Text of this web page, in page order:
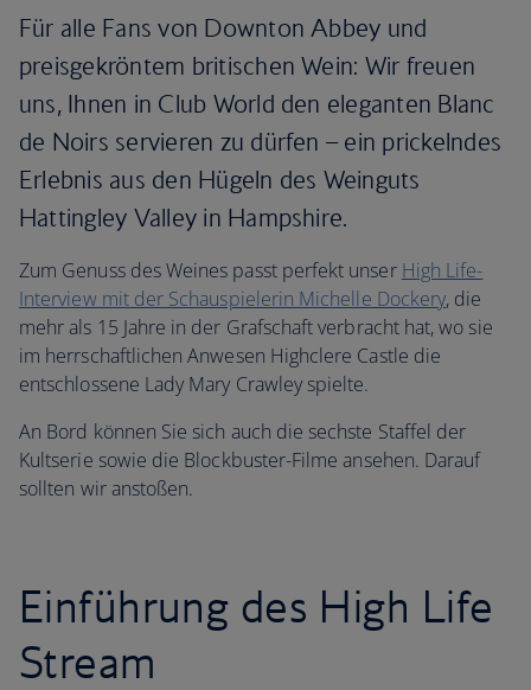
Für alle Fans von Downton Abbey und
preisgekröntem britischen Wein: Wir freuen
uns, Ihnen in Club World den eleganten Blanc
de Noirs servieren zu dürfen – ein prickelndes
Erlebnis aus den Hügeln des Weinguts
Hattingley Valley in Hampshire.
Zum Genuss des Weines passt perfekt unser High Life-
Interview mit der Schauspielerin Michelle Dockery, die
mehr als 15 Jahre in der Grafschaft verbracht hat, wo sie
im herrschaftlichen Anwesen Highclere Castle die
entschlossene Lady Mary Crawley spielte.
An Bord können Sie sich auch die sechste Staffel der
Kultserie sowie die Blockbuster-Filme ansehen. Darauf
sollten wir anstoßen.
Einführung des High Life
Stream